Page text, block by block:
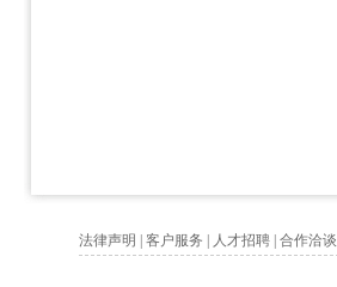
法律声明 客户服务 人才招聘| 合作洽谈